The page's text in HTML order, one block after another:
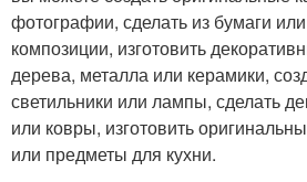
фотографии, сделать из бумаги
композиции, изготовить
дерева, металла или керамики,
светильники или лампы, сделать
или ковры, изготовить
или предметы для кухни.